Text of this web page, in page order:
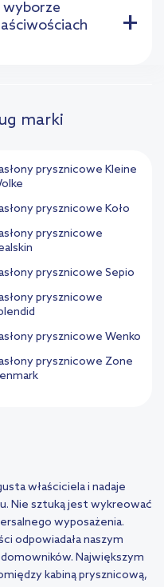
wyborze
+
marki
prysznicowe Kleine
prysznicowe Koło
prysznicowe
prysznicowe Sepio
prysznicowe
prysznicowe Wenko
prysznicowe Zone
właściciela i nadaje
Nie sztuką jest wykreować
wyposażenia.
odpowiadała naszym
Największym
kabiną prysznicową,